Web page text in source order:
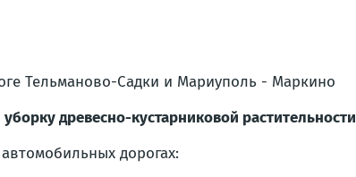
Тельманово-Садки и Мариуполь - Маркино
уборку древесно-кустарниковой растительности
дорогах: